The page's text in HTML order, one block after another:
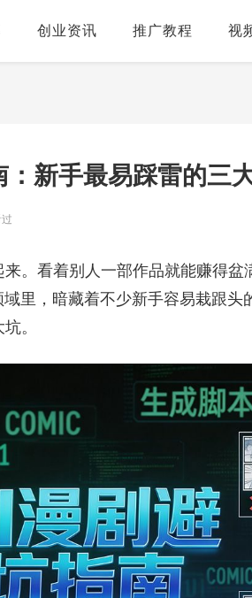
创业资讯 推广教程 视
新手最易踩雷的三
。看着别人一部作品就能赚得盆
里，暗藏着不少新手容易栽跟头
。